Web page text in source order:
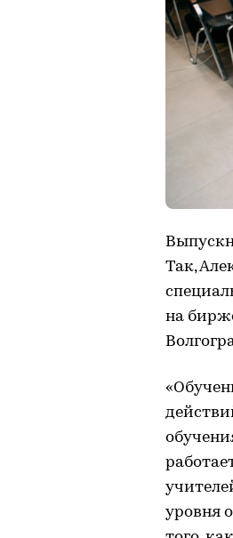
Так,
на
уровня